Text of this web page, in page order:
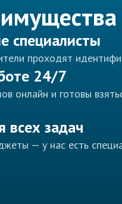
специалисты
проходят
24/7
онлайн и готовы
всех задач
— у нас есть